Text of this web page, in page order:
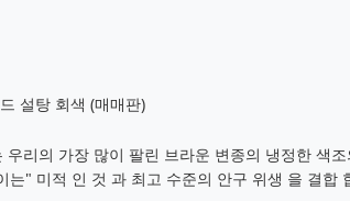
설탕 회색 (매매판)
리의 가장 많이 팔린 브라운 변종의 냉정한 색
는" 미적 인 것 과 최고 수준의 안구 위생 을 결합